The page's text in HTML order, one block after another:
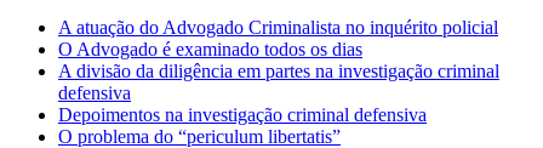
A atuação do Advogado Criminalista no inquérito policial
O Advogado é examinado todos os dias
A divisão da diligência em partes na investigação criminal
defensiva
Depoimentos na investigação criminal defensiva
O problema do “periculum libertatis”